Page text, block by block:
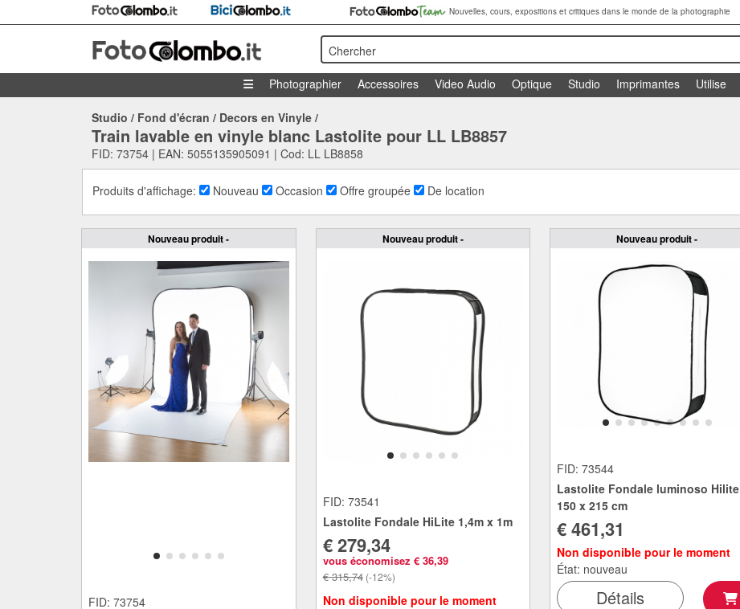
Nouvelles, cours, expositions et critiques dans le monde de la photographie
Chercher
Photographier
Accessoires Video Audio Optique Studio Imprimantes Utilise
Studio / Fond d'écran / Decors en Vinyle /
Train lavable en vinyle blanc Lastolite pour LL LB8857
FID: 73754 | EAN: 5055135905091 | Cod: LL LB8858
Produits d'affichage: Nouveau Occasion Offre groupée De location
Nouveau produit -
FID: 73754
Nouveau produit -
FID: 73541
Lastolite Fondale HiLite 1,4m x 1m
€ 279,34
vous économisez € 36,39
€ 315,74(-12%)
Non disponible pour le moment
Nouveau produit -
FID: 73544
Lastolite Fondale luminoso Hilite
150 x 215 cm
€ 461,31
Non disponible pour le moment
État: nouveau
Détails